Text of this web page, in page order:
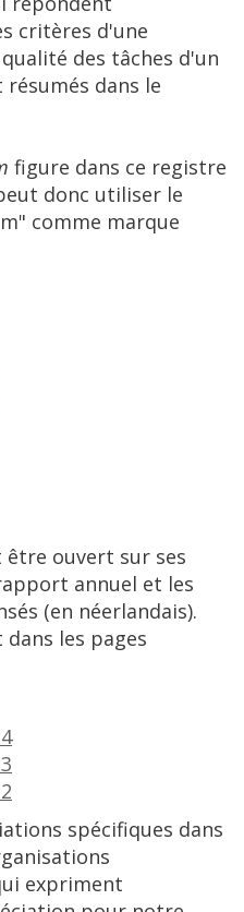
critères d'une
qualité des tâches d'un
résumés dans le
figure dans ce registre
donc utiliser le
" comme marque
être ouvert sur ses
annuel et les
és (en néerlandais).
dans les pages
spécifiques dans
expriment